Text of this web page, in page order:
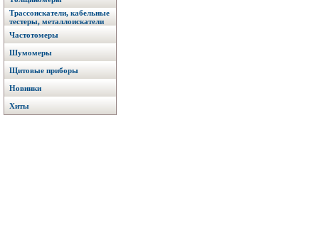
Трассоискатели, кабельные
тестеры, металлоискатели
Частотомеры
Шумомеры
Щитовые приборы
Новинки
Хиты